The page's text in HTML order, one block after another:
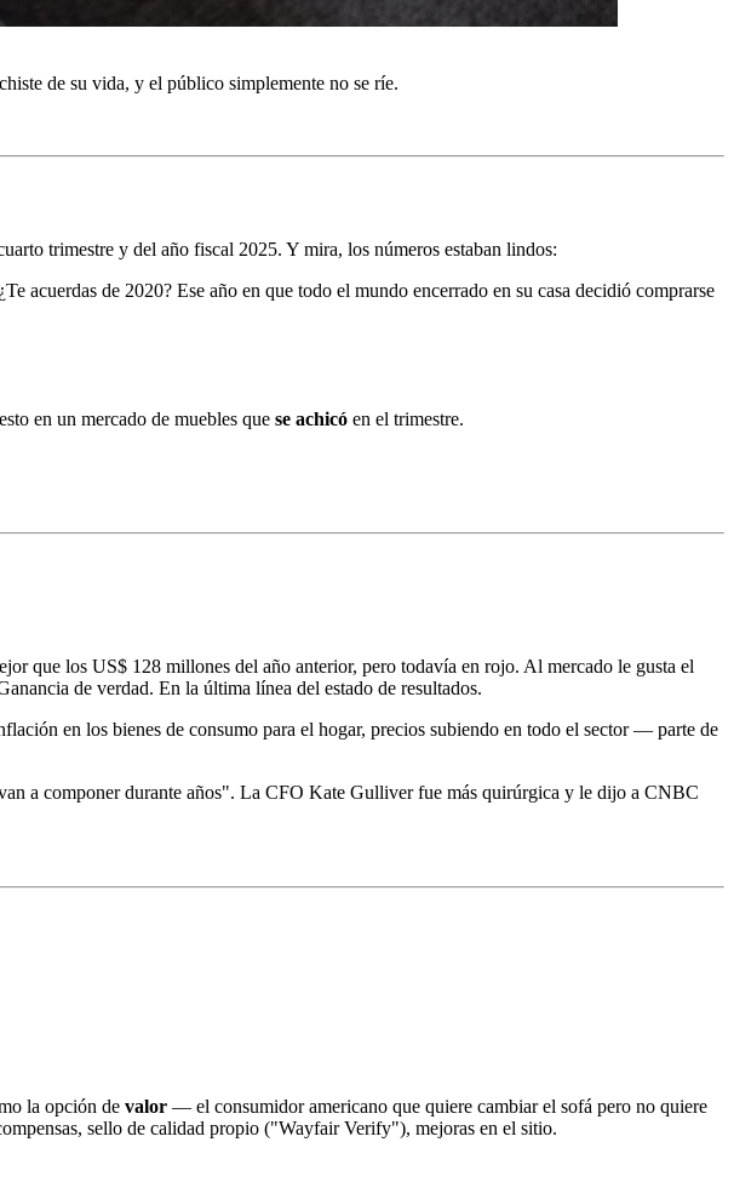
de su vida, y el público simplemente no se ríe.
trimestre y del año fiscal 2025. Y mira, los números estaban lindos:
acuerdas de 2020? Ese año en que todo el mundo encerrado en su casa decidió comprarse
en un mercado de muebles que se achicó en el trimestre.
que los US$ 128 millones del año anterior, pero todavía en rojo. Al mercado le gusta el
de verdad. En la última línea del estado de resultados.
en los bienes de consumo para el hogar, precios subiendo en todo el sector — parte de
a componer durante años". La CFO Kate Gulliver fue más quirúrgica y le dijo a CNBC
la opción de valor — el consumidor americano que quiere cambiar el sofá pero no quiere
sello de calidad propio ("Wayfair Verify"), mejoras en el sitio.